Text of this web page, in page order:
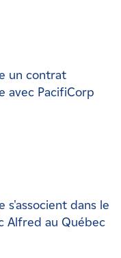
un contrat
avec PacifiCorp
s'associent dans le
Alfred au Québec